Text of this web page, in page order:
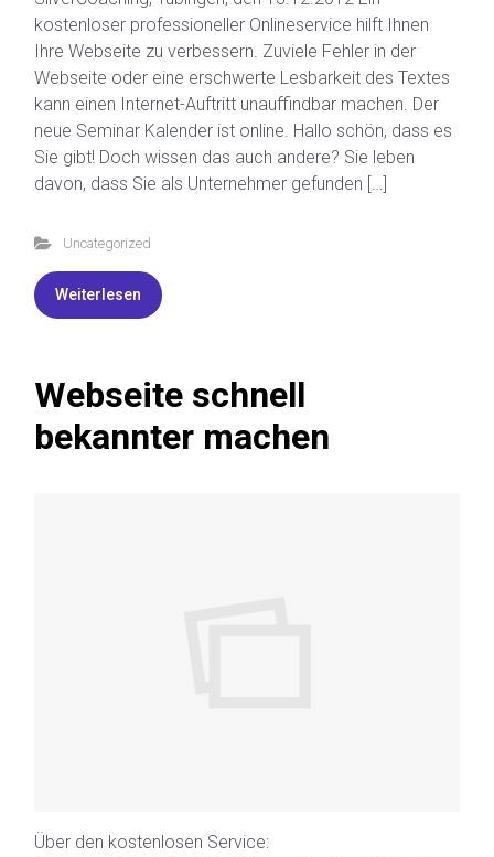
kostenloser professioneller Onlineservice hilft Ihnen
Ihre Webseite zu verbessern. Zuviele Fehler in der
Webseite oder eine erschwerte Lesbarkeit des Textes
kann einen Internet-Auftritt unauffindbar machen. Der
neue Seminar Kalender ist online. Hallo schön, dass es
Sie gibt! Doch wissen das auch andere? Sie leben
davon, dass Sie als Unternehmer gefunden […]
Uncategorized
Weiterlesen
Webseite schnell
bekannter machen
Über den kostenlosen Service: